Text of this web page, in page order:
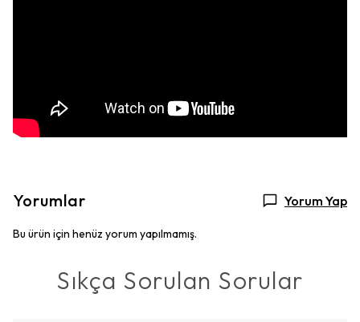
Yorumlar Yorum Yap
Bu ürün için henüz yorum yapılmamış.
Sıkça Sorulan Sorular